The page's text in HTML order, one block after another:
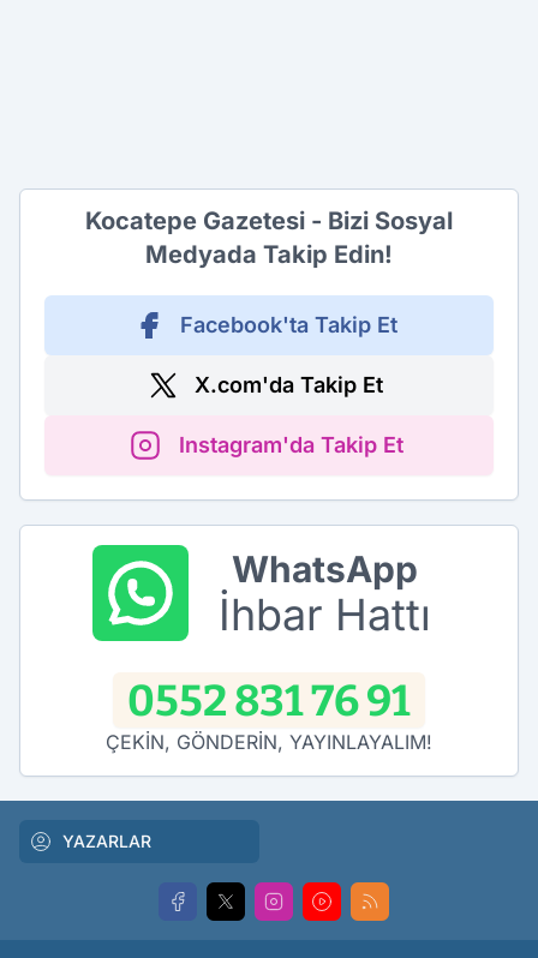
Kocatepe Gazetesi - Bizi Sosyal
Medyada Takip Edin!
Facebook'ta Takip Et
X.com'da Takip Et
Instagram'da Takip Et
WhatsApp
İhbar Hattı
0552 831 76 91
ÇEKİN, GÖNDERİN, YAYINLAYALIM!
YAZARLAR